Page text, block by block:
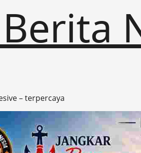
– terpercaya